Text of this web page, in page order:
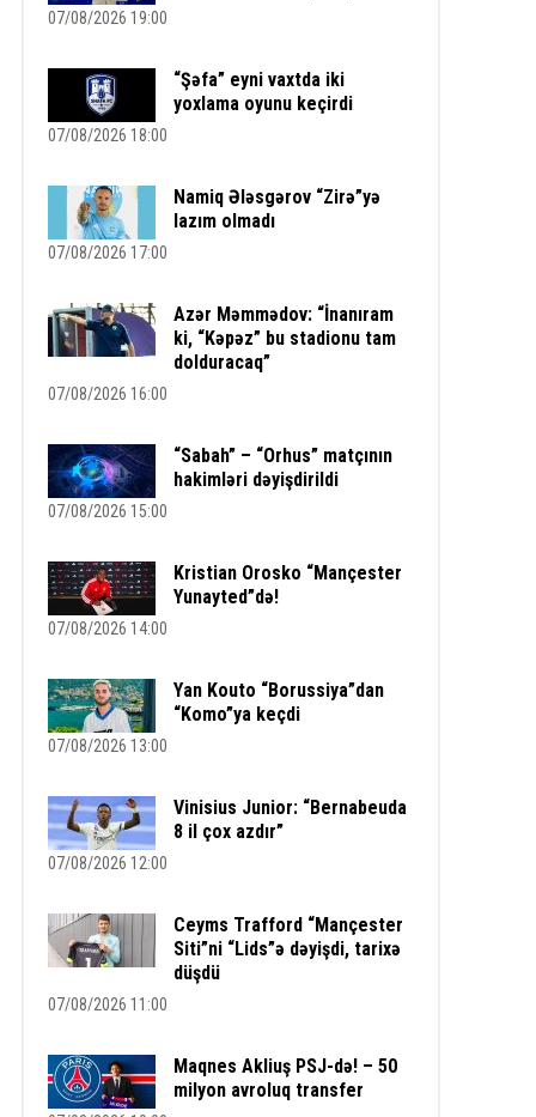
07/08/2026 19:00
“Şəfa” eyni vaxtda iki
yoxlama oyunu keçirdi
07/08/2026 18:00
Namiq Ələsgərov “Zirə”yə
lazım olmadı
07/08/2026 17:00
Azər Məmmədov: “İnanıram
ki, “Kəpəz” bu stadionu tam
dolduracaq”
07/08/2026 16:00
“Sabah” – “Orhus” matçının
hakimləri dəyişdirildi
07/08/2026 15:00
Kristian Orosko “Mançester
Yunayted”də!
07/08/2026 14:00
Yan Kouto “Borussiya”dan
“Komo”ya keçdi
07/08/2026 13:00
Vinisius Junior: “Bernabeuda
8 il çox azdır”
07/08/2026 12:00
Ceyms Trafford “Mançester
Siti”ni “Lids”ə dəyişdi, tarixə
düşdü
07/08/2026 11:00
Maqnes Akliuş PSJ-də! – 50
milyon avroluq transfer